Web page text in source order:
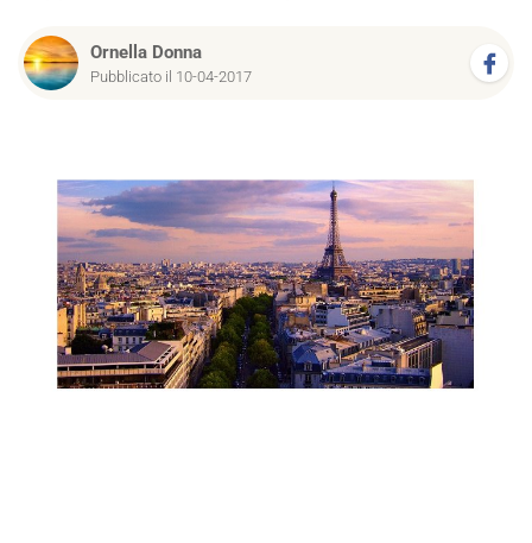
Ornella Donna
Pubblicato il 10-04-2017